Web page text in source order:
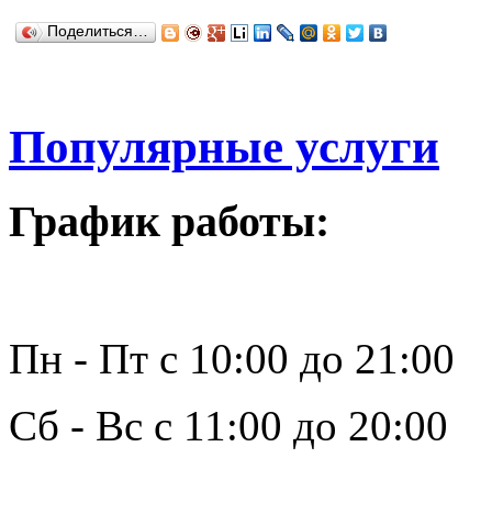
Поделиться…
Популярные услуги
График работы:
Пн - Пт с 10:00 до 21:00
Сб - Вс с 11:00 до 20:00